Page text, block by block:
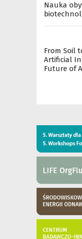
Nauka
From Soil
Artificial
Future of